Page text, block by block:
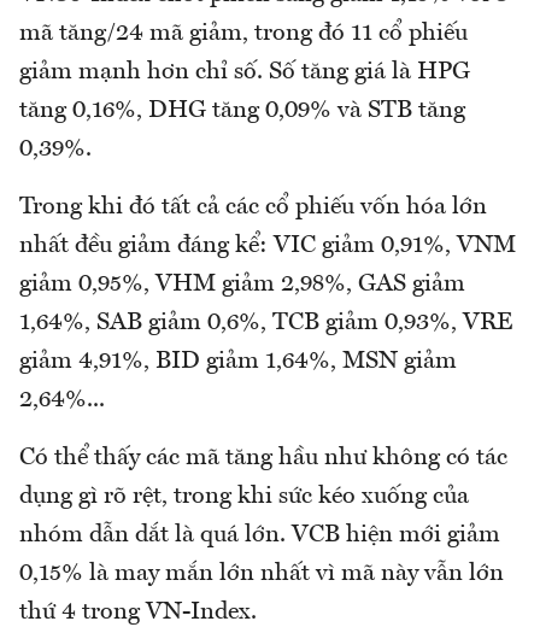
mã tăng/24 mã giảm, trong đó 11 cổ phiếu
giảm mạnh hơn chỉ số. Số tăng giá là HPG
tăng 0,16%, DHG tăng 0,09% và STB tăng
0,39%.
Trong khi đó tất cả các cổ phiếu vốn hóa lớn
nhất đều giảm đáng kể: VIC giảm 0,91%, VNM
giảm 0,95%, VHM giảm 2,98%, GAS giảm
1,64%, SAB giảm 0,6%, TCB giảm 0,93%, VRE
giảm 4,91%, BID giảm 1,64%, MSN giảm
2,64%...
Có thể thấy các mã tăng hầu như không có tác
dụng gì rõ rệt, trong khi sức kéo xuống của
nhóm dẫn dắt là quá lớn. VCB hiện mới giảm
0,15% là may mắn lớn nhất vì mã này vẫn lớn
thứ 4 trong VN-Index.